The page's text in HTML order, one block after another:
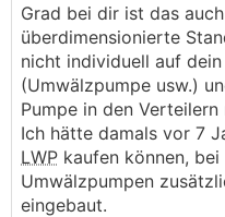
Grad bei dir ist das
überdimensionierte
nicht individuell auf
(Umwälzpumpe usw.)
Pumpe in den Verteilern
Ich hätte damals vor 7
LWP kaufen können,
Umwälzpumpen
eingebaut.